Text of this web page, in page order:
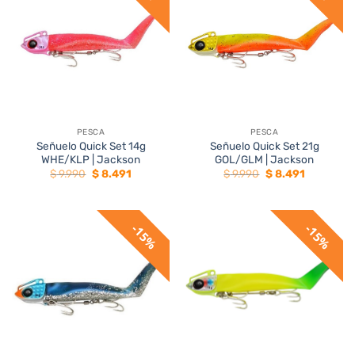
PESCA
Señuelo Quick Set 14g
WHE/KLP | Jackson
$9.990 El
precio
$ 9.990.
$8.491El
$ 8.491.
PESCA
Señuelo Quick Set 21g
GOL/GLM | Jackson
$9.990 El
precio
$ 9.990.
$8.491El
$ 8.491.
15% 15%